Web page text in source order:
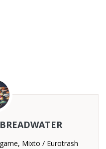
Mixto / Eurotrash